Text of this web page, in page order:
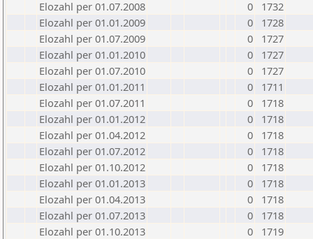
Elozahl per 01.07.2008
0
1732
Elozahl per 01.01.2009
0
1728
Elozahl per 01.07.2009
0
1727
Elozahl per 01.01.2010
0
1727
Elozahl per 01.07.2010
0
1727
Elozahl per 01.01.2011
0
1711
Elozahl per 01.07.2011
0
1718
Elozahl per 01.01.2012
0
1718
Elozahl per 01.04.2012
0
1718
Elozahl per 01.07.2012
0
1718
Elozahl per 01.10.2012
0
1718
Elozahl per 01.01.2013
0
1718
Elozahl per 01.04.2013
0
1718
Elozahl per 01.07.2013
0
1718
Elozahl per 01.10.2013
0
1719